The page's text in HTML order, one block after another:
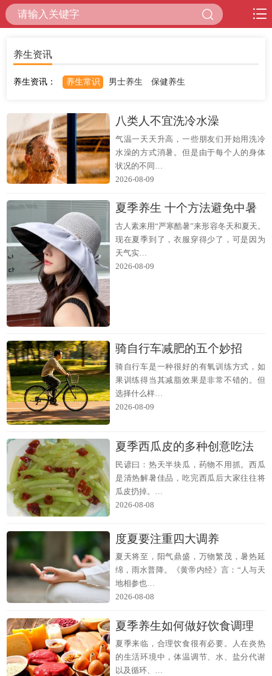
养生资讯
养生资讯： 养生常识 男士养生 保健养生
八类人不宜洗冷水澡
气温一天天升高，一些朋友们开始用洗冷
水澡的方式消暑。但是由于每个人的身体
状况的不同…
2026-08-09
夏季养生 十个方法避免中暑
古人素来用“严寒酷暑”来形容冬天和夏天。
现在夏季到了，衣服穿得少了，可是因为
天气实…
2026-08-09
骑自行车减肥的五个妙招
骑自行车是一种很好的有氧训练方式，如
果训练得当其减脂效果是非常不错的。但
选择什么样…
2026-08-09
夏季西瓜皮的多种创意吃法
民谚曰：热天半块瓜，药物不用抓。西瓜
是清热解暑佳品，吃完西瓜后大家往往将
瓜皮扔掉。…
2026-08-08
度夏要注重四大调养
夏天将至，阳气鼎盛，万物繁茂，暑热延
绵，雨水普降。《黄帝内经》言：“人与天
地相参也…
2026-08-08
夏季养生如何做好饮食调理
夏季来临，合理饮食很有必要。人在炎热
的生活环境中，体温调节、水、盐分代谢
以及循环、…